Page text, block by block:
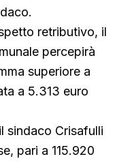
retributivo, il
percepirà
superiore a
a 5.313 euro
sindaco Crisafulli
pari a 115.920